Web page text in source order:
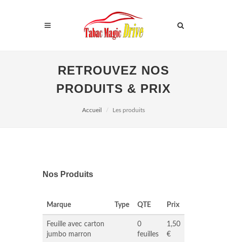
RETROUVEZ NOS
PRODUITS & PRIX
Accueil Les produits
Nos Produits
Marque Type QTE Prix
Feuille avec carton
jumbo marron
0
feuilles
1,50
€